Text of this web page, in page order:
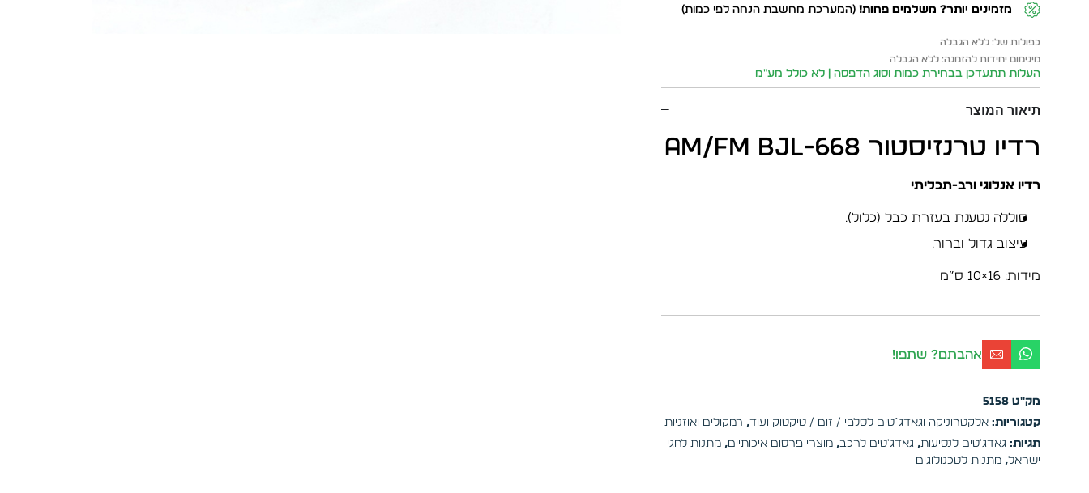
מזמינים יותר? משלמים פחות! (המערכת מחשבת הנחה לפי כמות)
כפולות של: ללא הגבלה
מינימום יחידות להזמנה: ללא הגבלה
העלות תתעדכן בבחירת כמות וסוג הדפסה | לא כולל מע״מ
תיאור המוצר
רדיו טרנזיסטור AM/FM BJL-668
רדיו אנלוגי ורב-תכליתי
סוללה נטענת בעזרת כבל (כלול).
עיצוב גדול וברור.
מידות: 16×10 ס”מ
אהבתם? שתפו!
מק"ט5158
קטגוריות: אלקטרוניקה וגאדג´טים לסלפי / זום / טיקטוק ועוד, רמקולים ואוזניות
תגיות: גאדג'טים לנסיעות, גאדג'טים לרכב,מוצרי פרסום איכותיים,מתנות לחגי
ישראל,מתנות לטכנולוגים